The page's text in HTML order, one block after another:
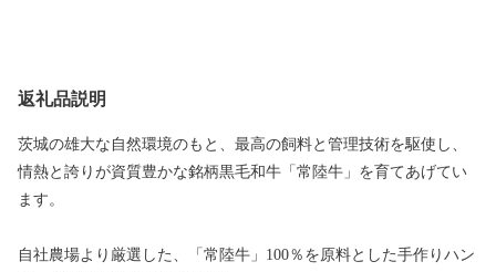
返礼品説明
茨城の雄大な自然環境のもと、最高の飼料と管理技術を駆使し、
情熱と誇りが資質豊かな銘柄黒毛和牛「常陸牛」を育てあげてい
ます。
自社農場より厳選した、「常陸牛」100％を原料とした手作りハン